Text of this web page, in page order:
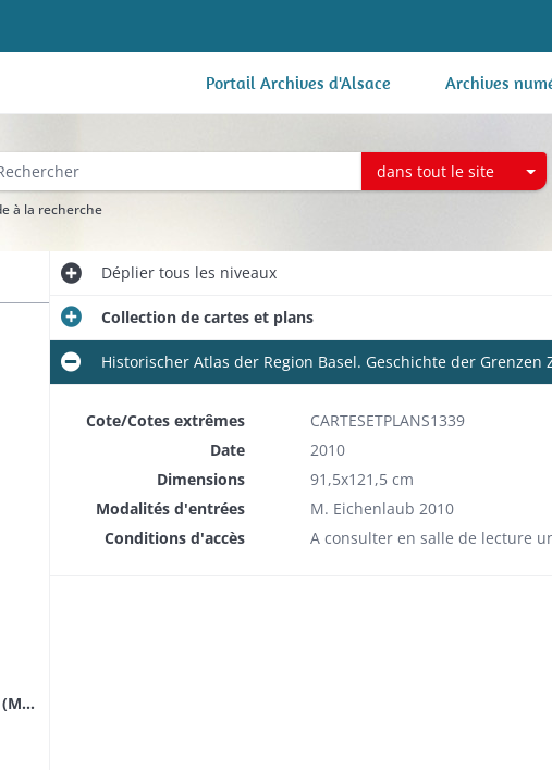
Portail Archives d'Alsace Archives
dans tout le site
à la recherche
Dépliertous les niveaux
Collection de cartes et plans
Historischer Atlas der Region Basel. Geschichte der
Cote/Cotes extrêmes
CARTESETPLANS1339
Date
2010
Dimensions
91,5x121,5 cm
Modalités d'entrées
M. Eichenlaub 2010
Conditions d'accès
A consulter en salle de lecture